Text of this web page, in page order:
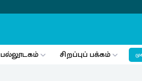
பல்லூடகம் சிறப்புப் பக்கம்